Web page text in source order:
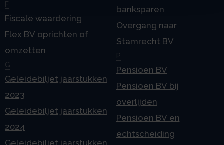
F
Fiscale waardering
Flex BV oprichten of
omzetten
G
Geleidebiljet jaarstukken
2023
Geleidebiljet jaarstukken
2024
banksparen
Overgang naar
Stamrecht BV
P
Pensioen BV
Pensioen BV bij
overlijden
Pensioen BV en
echtscheiding